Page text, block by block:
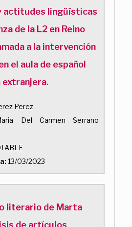
actitudes lingüísticas
de la L2 en Reino
a la intervención
el aula de español
extranjera.
Perez
Del Carmen Serrano
13/03/2023
literario de Marta
de artículos